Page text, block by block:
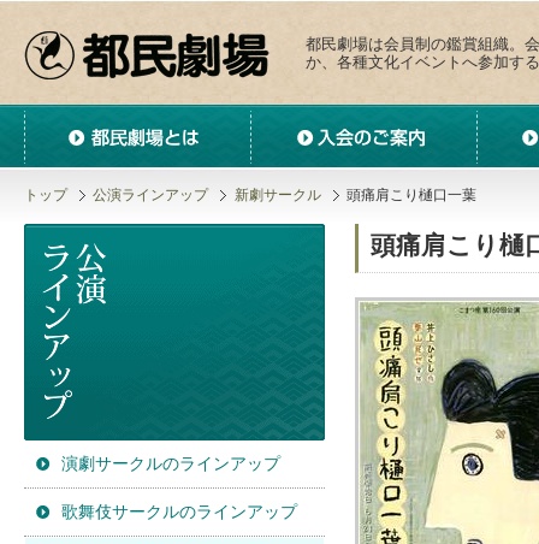
都民劇場は会員制の鑑賞組織。
か、各種文化イベントへ参加す
トップ 公演ラインアップ 新劇サークル 頭痛肩こり樋口一葉
演劇サークルのラインアップ
歌舞伎サークルのラインアップ
頭痛肩こり樋